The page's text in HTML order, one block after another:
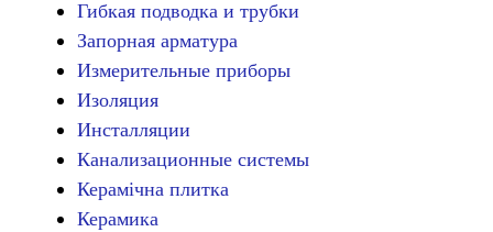
Гибкая подводка и трубки
Запорная арматура
Измерительные приборы
Изоляция
Инсталляции
Канализационные системы
Керамічна плитка
Керамика